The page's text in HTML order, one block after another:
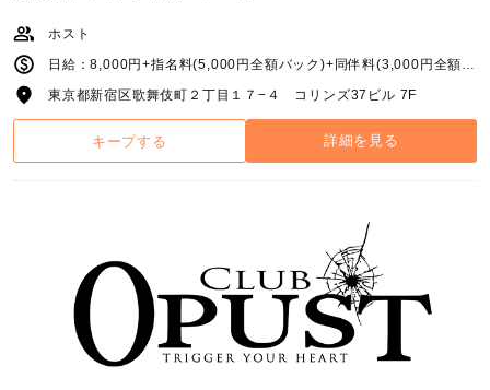
ホスト
東京都新宿区歌舞伎町２丁目１７−４ コリンズ37ビル 7F
キープする 詳細を見る